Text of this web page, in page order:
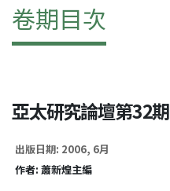
卷期目次
亞太研究論壇第32期
出版日期: 2006, 6月
作者: 蕭新煌主編